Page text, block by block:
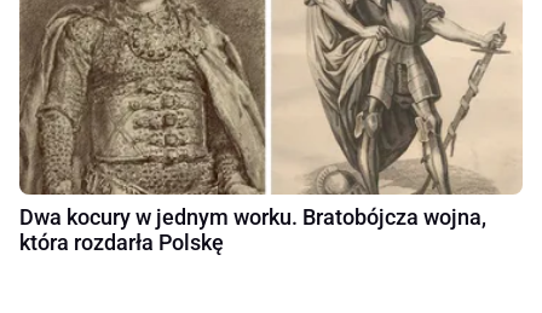
Dwa kocury w jednym worku. Bratobójcza wojna,
która rozdarła Polskę